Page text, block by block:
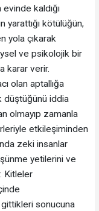
kaldığı
yarattığı kötülüğün,
yola çıkarak
ve psikolojik bir
karar verir.
olan aptallığa
düştüğünü iddia
olmayıp zamanla
etkileşiminden
zeki insanlar
yetilerini ve
Kitleler
gittikleri sonucuna